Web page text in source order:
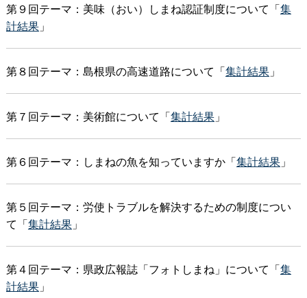
第９回テーマ：美味（おい）しまね認証制度について「集
計結果」
第８回テーマ：島根県の高速道路について「集計結果」
第７回テーマ：美術館について「集計結果」
第６回テーマ：しまねの魚を知っていますか「集計結果」
第５回テーマ：労使トラブルを解決するための制度につい
て「集計結果」
第４回テーマ：県政広報誌「フォトしまね」について「集
計結果」